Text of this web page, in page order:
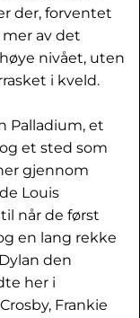
der, forventet
mer av det
nivået, uten
i kveld.
Palladium, et
et sted som
gjennom
Louis
når de først
en lang rekke
den
her i
Frankie